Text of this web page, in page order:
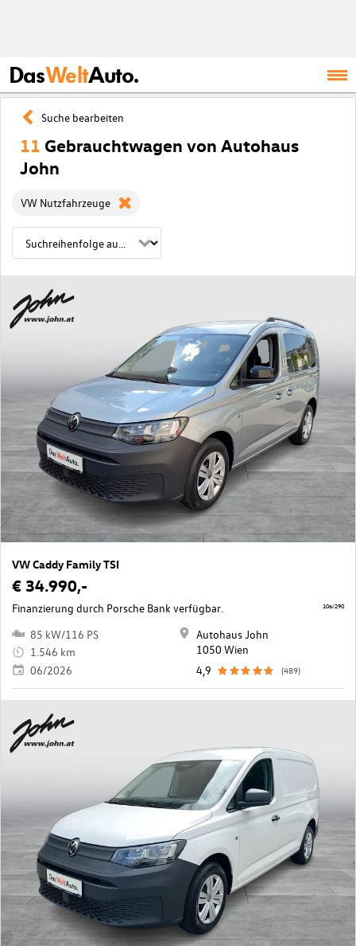
DasWeltAuto.
Suche bearbeiten
11 Gebrauchtwagen von Autohaus
John
VW Nutzfahrzeuge
VW Caddy Family TSI
€ 34.990,-
Finanzierung durch Porsche Bank verfügbar.
85 kW/116 PS
1.546 km
06/2026
Autohaus John
1050 Wien
4,9
(489)
106/290